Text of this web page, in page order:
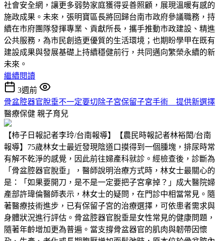
社會安全網，讓更多弱勢家庭獲得妥善照顧，展現溫暖有感的
施政成果。未來，張明寶區長將回歸台南市政府參議職務，持
續在市府團隊發揮專業、貢獻所長，攜手推動市政建設、精進
公共服務，為市民創造更優質的生活環境；也期盼學甲在既有
建設成果與發展基礎上持續穩健前行，共同邁向繁榮永續的新
未來。
繼續閱讀
3週前
骨盆腔器官脫垂不一定要切除子宮保留子宮手術 提供新選擇
醫療保健 親子育兒
【柿子日報記者李玲/台南報導】【農民時報記者林裕閎/台南
報導】75歲林女士最近發現陰道口摸得到一個腫塊，排尿時常
有解不乾淨的感覺，因此前往婦產科就診。經檢查後，診斷為
「骨盆腔器官脫垂」，醫師說明治療方式時，林女士最關心的
是：「如果要開刀，是不是一定要把子宮拿掉？」成大醫院婦
產部許瑋倫醫師表示，林女士的疑問，在門診中相當常見。隨
著醫療技術進步，已有保留子宮的治療選擇，可依患者需求與
身體狀況進行評估。骨盆腔器官脫垂是女性常見的健康問題，
隨著年齡增加更為普遍。當支撐骨盆器官的肌肉與韌帶因懷